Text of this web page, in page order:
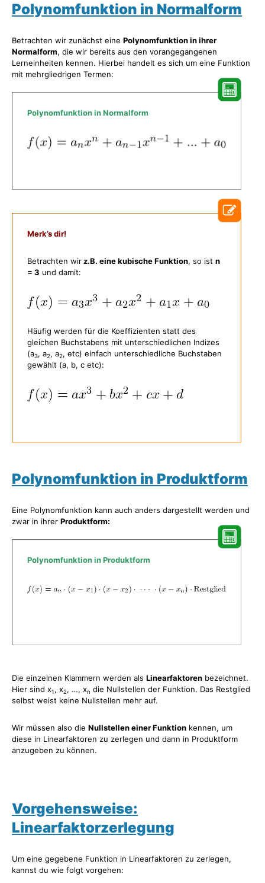
Polynomfunktion in Normalform
Betrachten wir zunächst eine Polynomfunktion in ihrer
Normalform, die wir bereits aus den vorangegangenen
Lerneinheiten kennen. Hierbei handelt es sich um eine Funktion
mit mehrgliedrigen Termen:
Polynomfunktion in Normalform
Merk’s dir!
Betrachten wirz.B. eine kubische Funktion, so ist n
= 3 und damit:
Häufig werden für die Koeffizienten statt des
gleichen Buchstabens mit unterschiedlichen Indizes
(a3, a2, a2, etc) einfach unterschiedliche Buchstaben
gewählt (a, b, c etc):
Polynomfunktion in Produktform
Eine Polynomfunktion kann auch anders dargestellt werden und
zwar in ihrer Produktform:
Polynomfunktion in Produktform
Die einzelnen Klammern werden als Linearfaktoren bezeichnet.
Hier sind x1, x2, …, xn die Nullstellen der Funktion. Das Restglied
selbst weist keine Nullstellen mehr auf.
Wir müssen also die Nullstellen einer Funktion kennen, um
diese in Linearfaktoren zu zerlegen und dann in Produktform
anzugeben zu können.
Vorgehensweise:
Linearfaktorzerlegung
Um eine gegebene Funktion in Linearfaktoren zu zerlegen,
kannst du wie folgt vorgehen: